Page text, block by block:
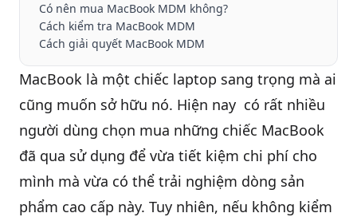
Thu Mua
Sửa Chữa
Thay Linh Kiện
QBlog
Có nên mua MacBook MDM không?
Cách kiểm tra MacBook MDM
Cách giải quyết MacBook MDM
MacBook là một chiếc laptop sang trọng mà ai
cũng muốn sở hữu nó. Hiện nay có rất nhiều
người dùng chọn mua những chiếc MacBook
đã qua sử dụng để vừa tiết kiệm chi phí cho
mình mà vừa có thể trải nghiệm dòng sản
phẩm cao cấp này. Tuy nhiên, nếu không kiểm